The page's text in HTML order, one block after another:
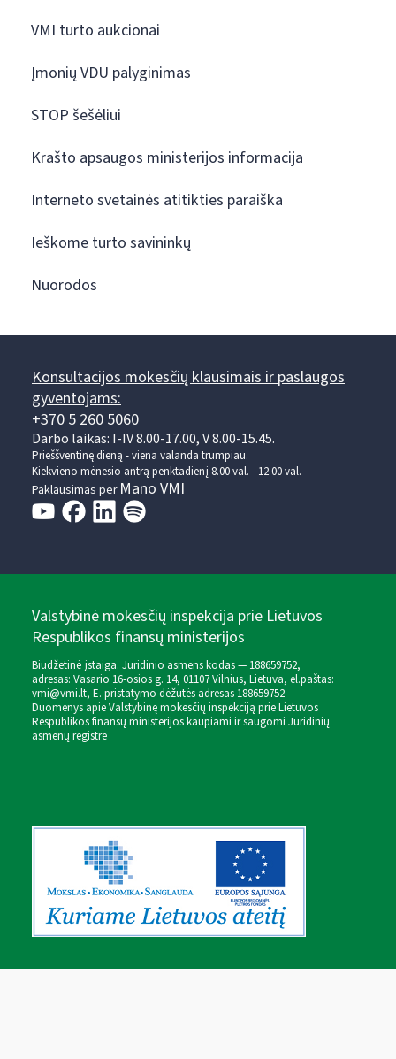
VMI turto aukcionai
Įmonių VDU palyginimas
STOP šešėliui
Krašto apsaugos ministerijos informacija
Interneto svetainės atitikties paraiška
Ieškome turto savininkų
Nuorodos
Konsultacijos mokesčių klausimais ir paslaugos
gyventojams:
+370 5 260 5060
Darbo laikas: I-IV 8.00-17.00, V 8.00-15.45.
Prieššventinę dieną - viena valanda trumpiau.
Kiekvieno mėnesio antrą penktadienį 8.00 val. - 12.00 val.
Paklausimas per Mano VMI
Valstybinė mokesčių inspekcija prie Lietuvos
Respublikos finansų ministerijos
Biudžetinė įstaiga. Juridinio asmens kodas — 188659752,
adresas: Vasario 16-osios g. 14, 01107 Vilnius, Lietuva, el.paštas:
vmi@vmi.lt, E. pristatymo dėžutės adresas 188659752
Duomenys apie Valstybinę mokesčių inspekciją prie Lietuvos
Respublikos finansų ministerijos kaupiami ir saugomi Juridinių
asmenų registre